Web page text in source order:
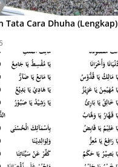
Tata Cara Dhuha (Lengkap)